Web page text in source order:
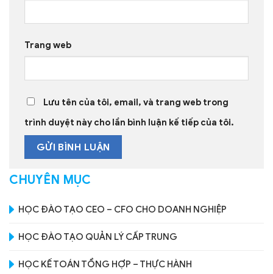
Trang web
Lưu tên của tôi, email, và trang web trong
trình duyệt này cho lần bình luận kế tiếp của tôi.
CHUYÊN MỤC
HỌC ĐÀO TẠO CEO – CFO CHO DOANH NGHIỆP
HỌC ĐÀO TẠO QUẢN LÝ CẤP TRUNG
HỌC KẾ TOÁN TỔNG HỢP – THỰC HÀNH